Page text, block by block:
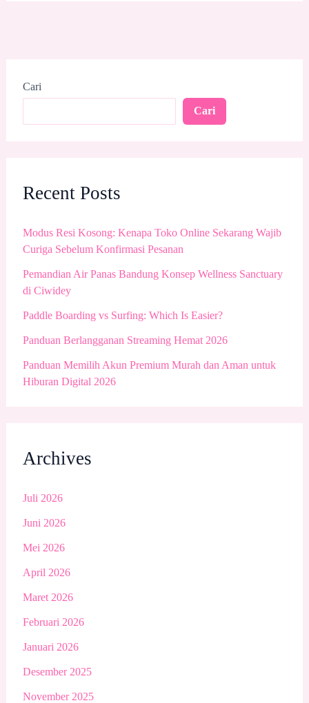
Cari
Cari
Recent Posts
Modus Resi Kosong: Kenapa Toko Online Sekarang Wajib
Curiga Sebelum Konfirmasi Pesanan
Pemandian Air Panas Bandung Konsep Wellness Sanctuary
di Ciwidey
Paddle Boarding vs Surfing: Which Is Easier?
Panduan Berlangganan Streaming Hemat 2026
Panduan Memilih Akun Premium Murah dan Aman untuk
Hiburan Digital 2026
Archives
Juli 2026
Juni 2026
Mei 2026
April 2026
Maret 2026
Februari 2026
Januari 2026
Desember 2025
November 2025